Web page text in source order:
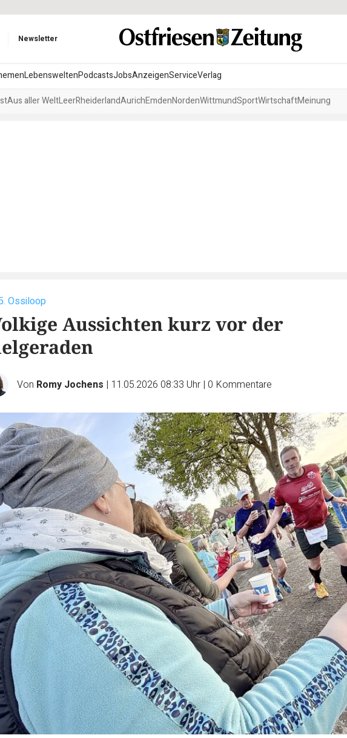
Newsletter
LebensweltenPodcastsJobsAnzeigenServiceVerlag
Aus aller WeltLeerRheiderlandAurichEmdenNordenWittmundSportWirtschaftMeinung
Ossiloop
Aussichten kurz vor der
Von Romy Jochens | 11.05.2026 08:33 Uhr | 0 Kommentare